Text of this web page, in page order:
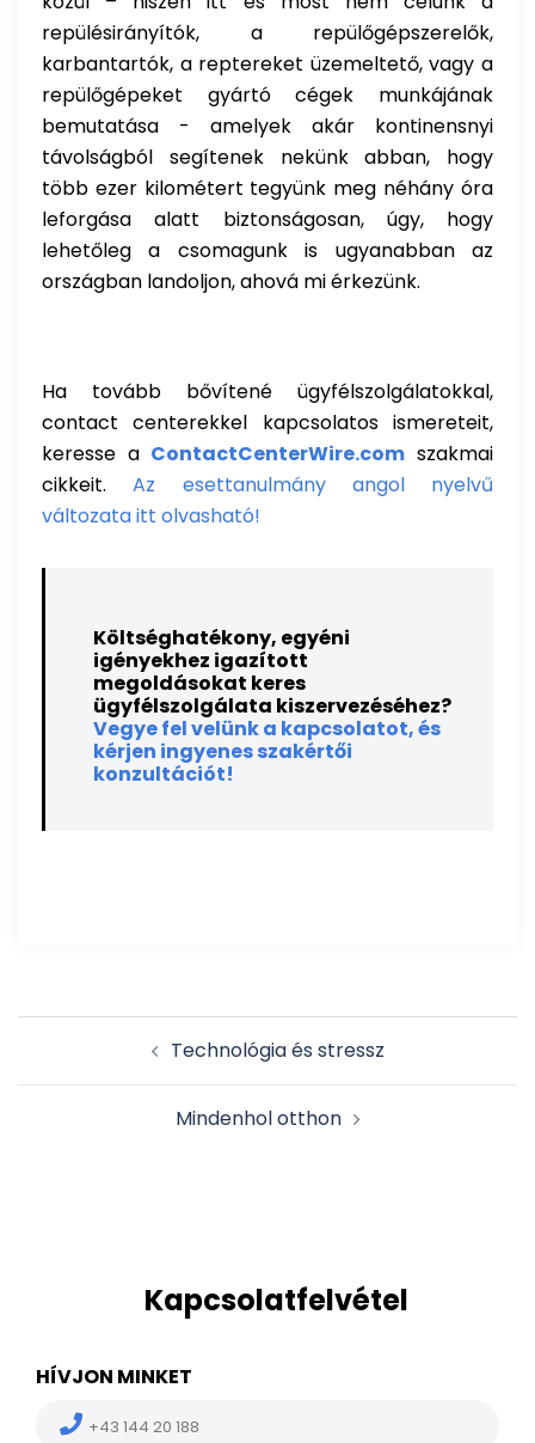
repülésirányítók, a repülőgépszerelők,
karbantartók, a reptereket üzemeltető, vagy a
repülőgépeket gyártó cégek munkájának
bemutatása - amelyek akár kontinensnyi
távolságból segítenek nekünk abban, hogy
több ezer kilométert tegyünk meg néhány óra
leforgása alatt biztonságosan, úgy, hogy
lehetőleg a csomagunk is ugyanabban az
országban landoljon, ahová mi érkezünk.
Ha tovább bővítené ügyfélszolgálatokkal,
contact centerekkel kapcsolatos ismereteit,
keresse a ContactCenterWire.com szakmai
cikkeit.Az esettanulmány angol nyelvű
változata itt olvasható!
Költséghatékony, egyéni
igényekhez igazított
megoldásokat keres
ügyfélszolgálata kiszervezéséhez?
Vegye fel velünk a kapcsolatot, és
kérjen ingyenes szakértői
konzultációt!
navigationTechnológia és stressz
Mindenhol otthon
Kapcsolatfelvétel
HÍVJON MINKET
+43 144 20 188